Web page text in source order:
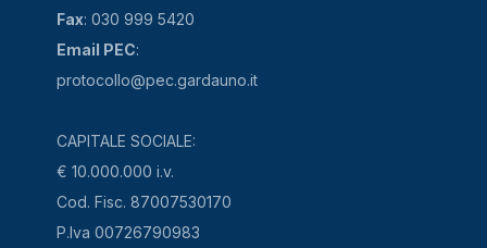
Fax: 030 999 5420
Email PEC:
protocollo@pec.gardauno.it
CAPITALE SOCIALE:
€ 10.000.000 i.v.
Cod. Fisc. 87007530170
P.Iva 00726790983